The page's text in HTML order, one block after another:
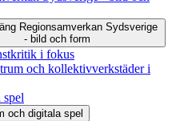
Regionsamverkan Sydsverige
- bild och form
i fokus
och kollektivverkstäder i
och digitala spel